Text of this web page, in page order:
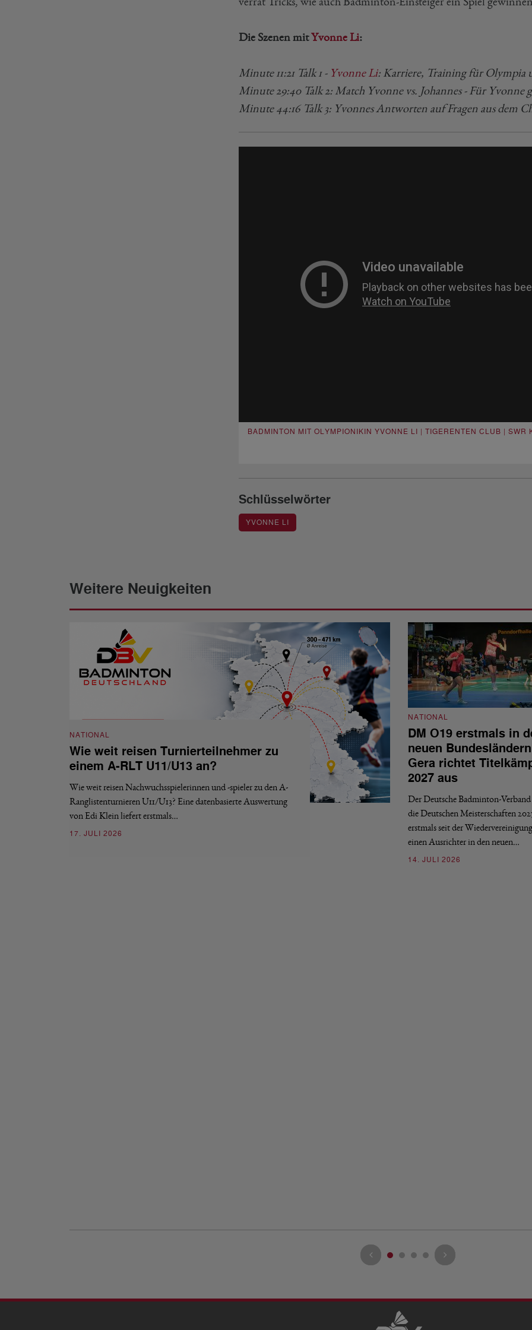
Die Szenen mitYvonne Li:
Minute 11:21 Talk 1 - Yvonne Li: Karriere, Training für Olympia
Minute 29:40 Talk 2: Match Yvonne vs. Johannes - Für Yvonne
Minute 44:16 Talk 3: Yvonnes Antworten auf Fragen aus dem
BADMINTON MIT OLYMPIONIKIN YVONNE LI | TIGERENTEN CLUB | SWR
Schlüsselwörter
YVONNE LI
Weitere Neuigkeiten
NATIONAL
Wie weit reisen Turnierteilnehmer zu
einem A-RLT U11/U13 an?
Wie weit reisen Nachwuchsspielerinnen und -spieler zu den A-
Ranglistenturnieren U11/U13? Eine datenbasierte Auswertung
von Edi Klein liefert erstmals…
17. JULI 2026
NATIONAL
DM O19 erstmals in
neuen
Gera richtet
2027 aus
Der Deutsche Badminton-
die Deutschen Meisterschaften
erstmals seit der
einen Ausrichter in den neuen…
14. JULI 2026